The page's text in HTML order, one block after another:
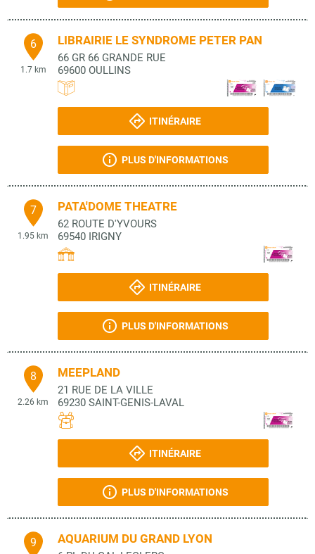
6
1.7 km
LIBRAIRIE LE SYNDROME PETER PAN
66 GR 66 GRANDE RUE
69600 OULLINS
ITINÉRAIRE
PLUS D'INFORMATIONS
7
1.95 km
PATA'DOME THEATRE
62 ROUTE D'YVOURS
69540 IRIGNY
ITINÉRAIRE
PLUS D'INFORMATIONS
8
2.26 km
MEEPLAND
21 RUE DE LA VILLE
69230 SAINT-GENIS-LAVAL
ITINÉRAIRE
PLUS D'INFORMATIONS
9 AQUARIUM DU GRAND LYON